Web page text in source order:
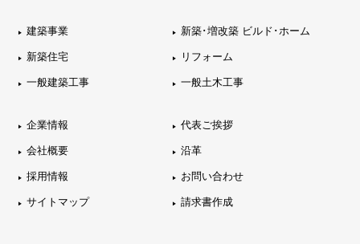
建築事業 新築･増改築 ビルド･ホーム
新築住宅 リフォーム
一般建築工事 一般土木工事
企業情報 代表ご挨拶
会社概要 沿革
採用情報 お問い合わせ
サイトマップ 請求書作成